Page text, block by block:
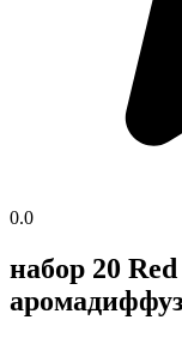
0.0
набор 20